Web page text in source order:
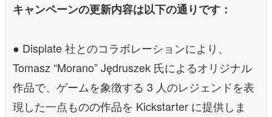
キャンペーンの更新内容は以下の通りです：
● Displate 社とのコラボレーションにより、
Tomasz “Morano” Jędruszek 氏によるオリジナル
作品で、ゲームを象徴する 3 人のレジェンドを表
現した一点ものの作品を Kickstarter に提供しま